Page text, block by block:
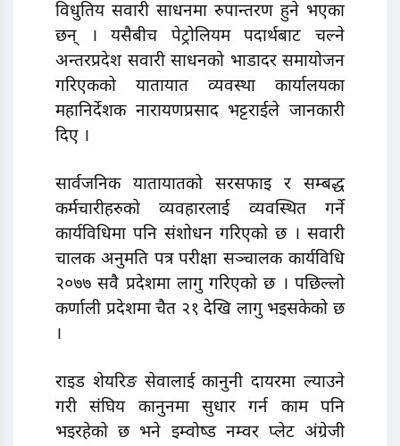
विधुतिय सवारी साधनमा रुपान्तरण हुने भएका
छन् । यसैबीच पेट्रोलियम पदार्थबाट चल्ने
अन्तरप्रदेश सवारी साधनको भाडादर समायोजन
गरिएकको यातायात व्यवस्था कार्यालयका
महानिर्देशक नारायणप्रसाद भट्टराईले जानकारी
दिए ।
सार्वजनिक यातायातको सरसफाइ र सम्बद्ध
कर्मचारीहरुको व्यवहारलाई व्यवस्थित गर्ने
कार्यविधिमा पनि संशोधन गरिएको छ । सवारी
चालक अनुमति पत्र परीक्षा सञ्चालक कार्यविधि
२०७७ सवै प्रदेशमा लागु गरिएको छ । पछिल्लो
कर्णाली प्रदेशमा चैत २१ देखि लागु भइसकेकाे छ
।
राइड शेयरिङ सेवालाई कानुनी दायरमा ल्याउने
गरी संघिय कानुनमा सुधार गर्न काम पनि
भइरहेको छ भने इम्वोष्ड नम्वर प्लेट अंग्रेजी